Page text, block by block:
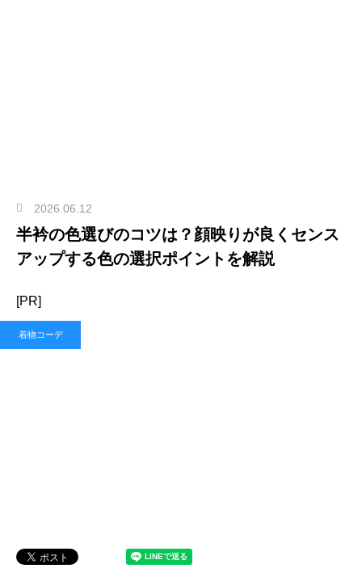
2026.06.12
半衿の色選びのコツは？顔映りが良くセンス
アップする色の選択ポイントを解説
[PR]
着物コーデ